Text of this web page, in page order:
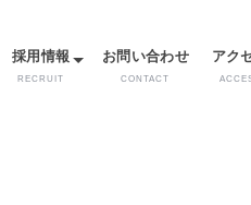
採用情報
RECRUIT
お問い合わせ
CONTACT
アク